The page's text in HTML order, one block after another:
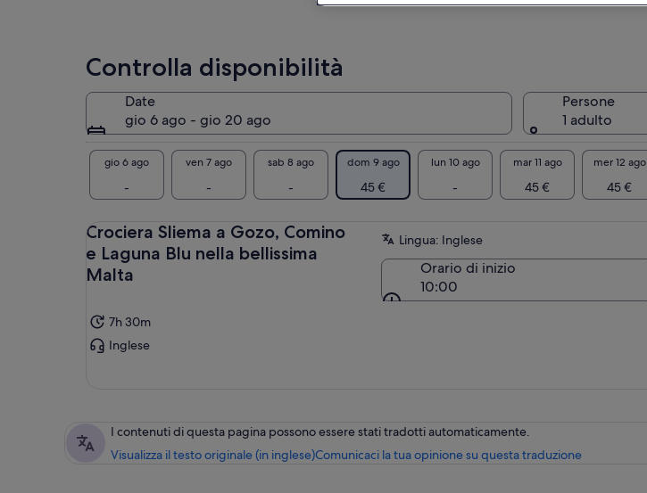
Orario invernale: partenza dal traghetto Sliema,
traghetti 4 :
Prima partenza alle 10 e rientro alle 17.30
IMPORTANTE : Per scendere dalla barca alla
Laguna Blu di Comino, scegliere la fascia
pomeridiana 13.31 - 17.30. Questo è obbligatorio
Controlla disponibilità
Date
gio 6 ago - gio 20 ago
Persone
1 adulto
gio 6 ago
-
ven 7 ago
-
sab 8 ago
-
dom 9 ago
45 €
lun 10 ago
-
mar 11 ago
45 €
mer 12 ago
45 €
Crociera Sliema a Gozo, Comino
e Laguna Blu nella bellissima
Malta
7h 30m
Inglese
Lingua: Inglese
Orario di inizio
10:00
I contenuti di questa pagina possono essere stati tradotti automaticamente.
Visualizza il testo originale (in inglese)Comunicaci la tua opinione su questa traduzioneApertura